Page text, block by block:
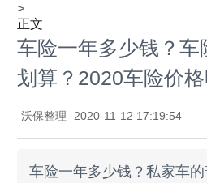
>
正文
车险一年多少钱？车
划算？2020车险价
沃保整理 2020-11-12 17:19:54
车险一年多少钱？私家车